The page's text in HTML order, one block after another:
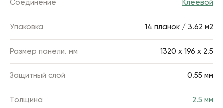
Соединение Клеевой
Упаковка 14 планок / 3.62 м2
Размер панели, мм 1320 х 196 х 2.5
Защитный слой 0.55 мм
Толщина 2.5 мм